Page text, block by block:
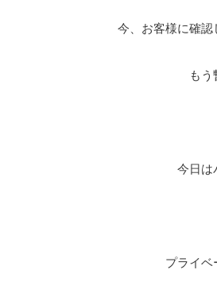
今、お客様に確
も
今日は
プライベ